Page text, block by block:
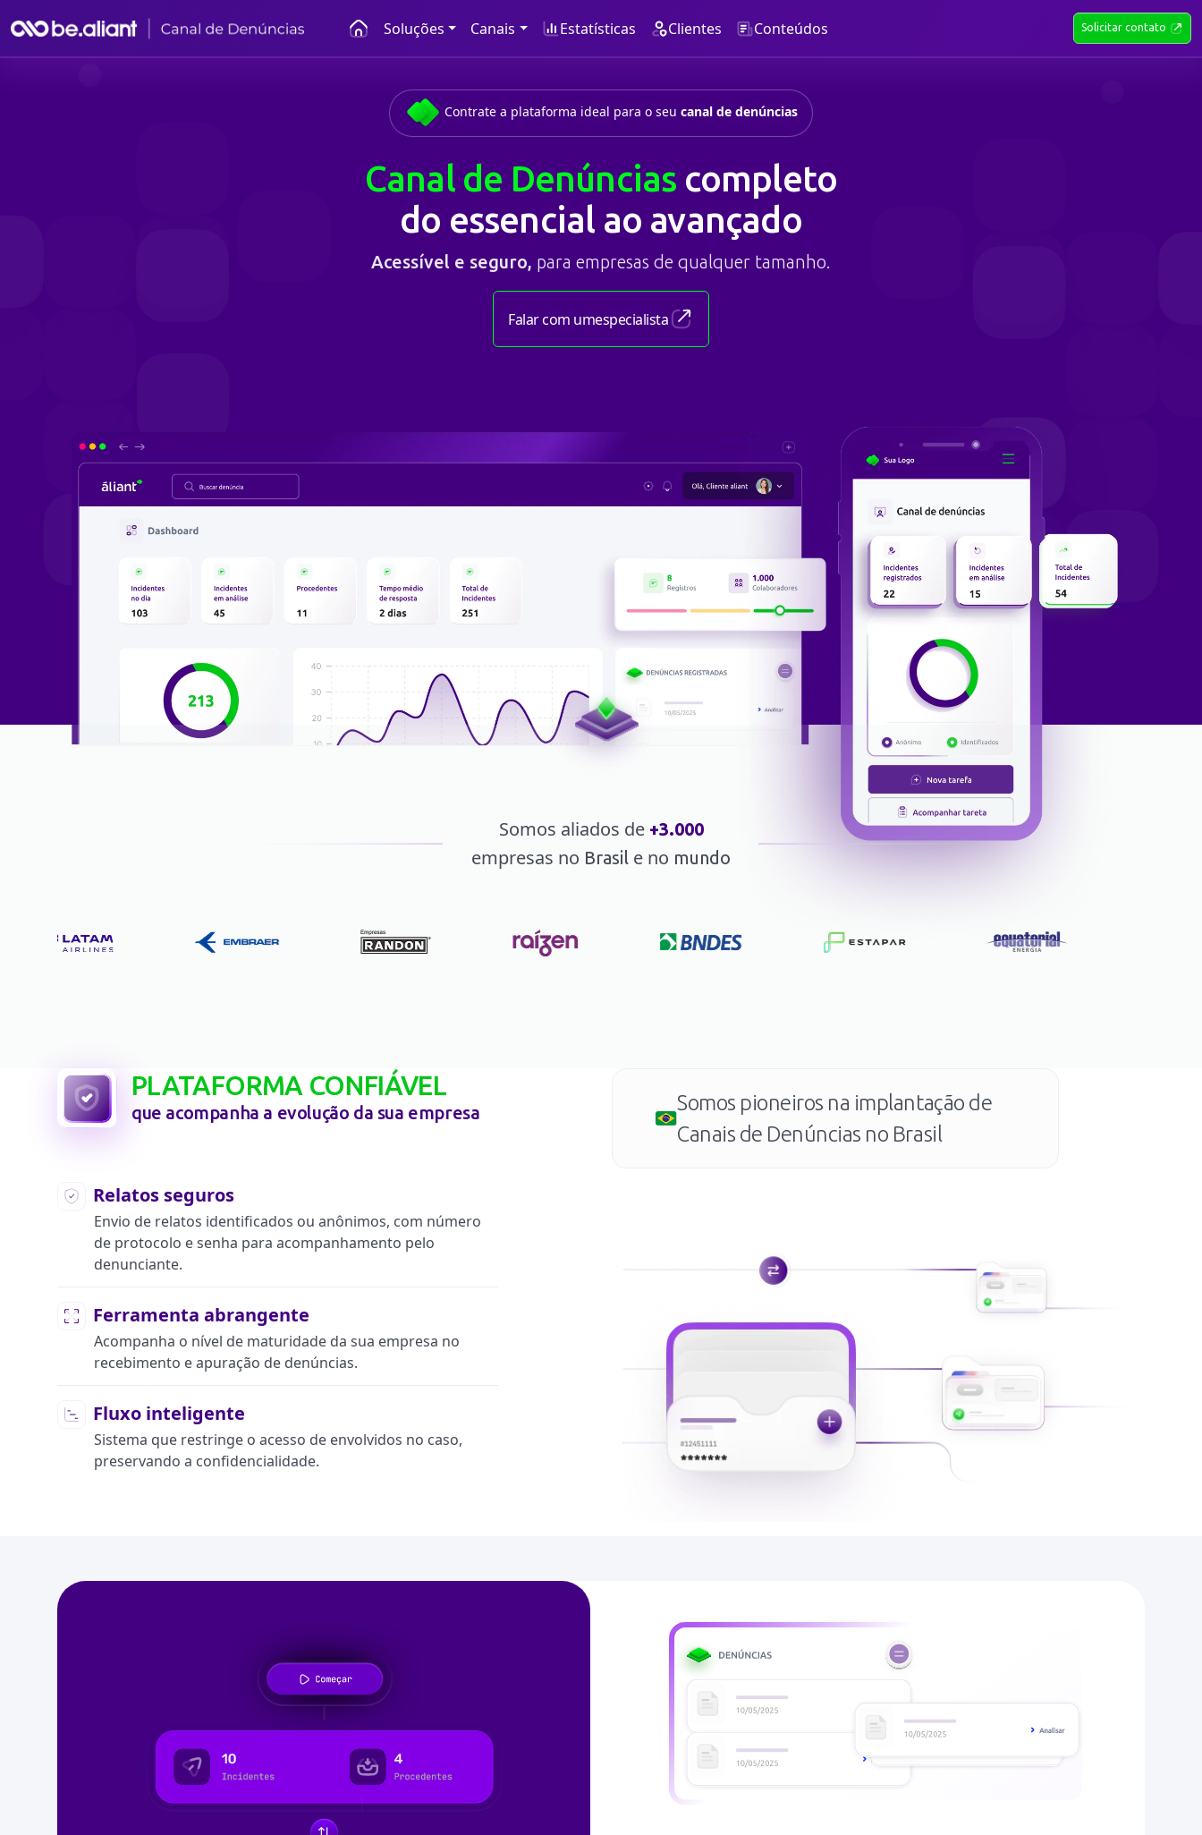
Soluções Canais Estatísticas Clientes Conteúdos Solicitar contato
Contrate a plataforma ideal para o seu canal de denúncias
Canal de Denúncias completo
do essencial ao avançado
Acessível e seguro, para empresas de qualquer tamanho.
Falar com umespecialista
Somos aliados de +3.000
empresas no Brasil e no mundo
PLATAFORMA CONFIÁVEL
que acompanha a evolução da sua empresa
Relatos seguros
Envio de relatos identificados ou anônimos, com número
de protocolo e senha para acompanhamento pelo
denunciante.
Ferramenta abrangente
Acompanha o nível de maturidade da sua empresa no
recebimento e apuração de denúncias.
Fluxo inteligente
Sistema que restringe o acesso de envolvidos no caso,
preservando a confidencialidade.
Somos pioneiros na implantação de
Canais de Denúncias no Brasil